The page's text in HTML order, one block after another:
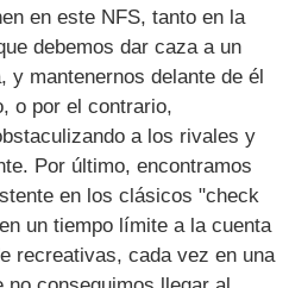
en este NFS, tanto en la
debemos dar caza a un
y mantenernos delante de él
o por el contrario,
a los rivales y
Por último, encontramos
en los clásicos "check
un tiempo límite a la cuenta
recreativas, cada vez en una